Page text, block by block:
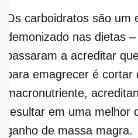
Os carboidratos são um
demonizado nas dietas
passaram a acreditar
para emagrecer é
macronutriente,
resultar em uma melhor
ganho de massa magra.